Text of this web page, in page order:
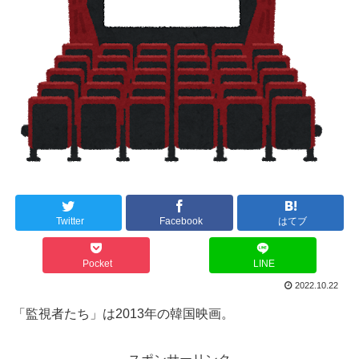
Twitter Facebook はてブ
Pocket LINE
2022.10.22
「監視者たち」は2013年の韓国映画。